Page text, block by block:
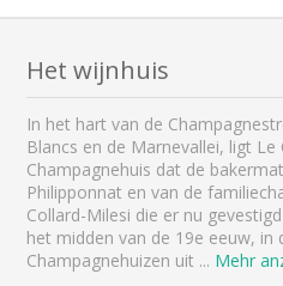
Het wijnhuis
In het hart van de
Blancs en de Marnevallei, ligt Le
Champagnehuis dat de
Philipponnat en van de
Collard-Milesi die er nu
het midden van de 19e eeuw, in
Champagnehuizen uit ... Mehr